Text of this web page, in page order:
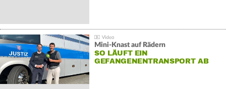
Mini-Knast auf Rädern
SO LÄUFT EIN
GEFANGENENTRANSPORT AB